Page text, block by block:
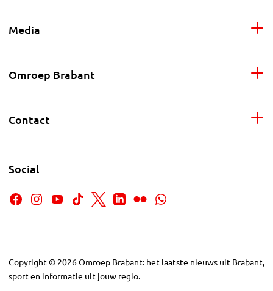
Media
Omroep Brabant
Contact
Social
Copyright © 2026Omroep Brabant: het laatste nieuws uit Brabant,
sport en informatie uit jouw regio.